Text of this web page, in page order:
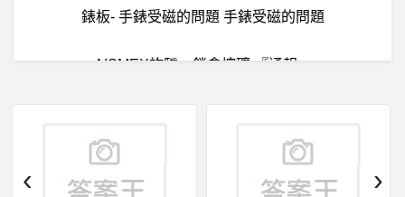
錶板- 手錶受磁的問題 手錶受磁的問題
AISMEX詐騙、鎖倉挖礦 『通報』
海外投資- CRF最近是在做什麼?
‹ ›